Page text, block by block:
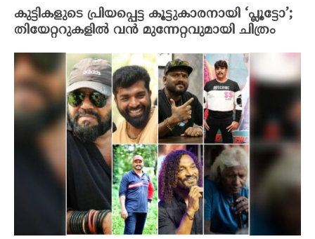
കുട്ടികളുടെ പ്രിയപ്പെട്ട കൂട്ടുകാരനായി ‘പ്ലൂട്ടോ’;
തിയേറ്ററുകളിൽ വൻ മുന്നേറ്റവുമായി ചിത്രം